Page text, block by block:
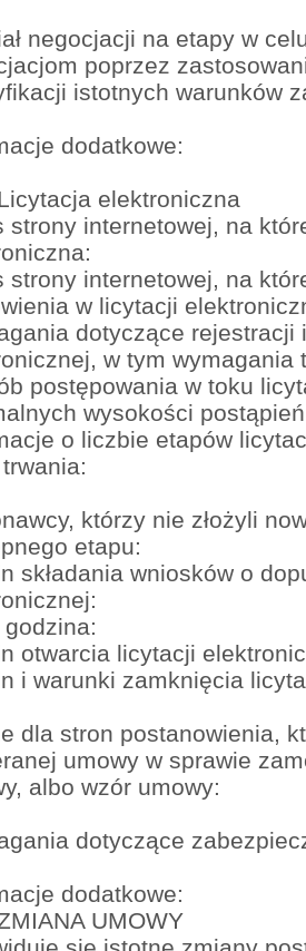
negocjacji na etapy w
poprzez
istotnych warunków
dodatkowe:
elektroniczna
strony internetowej, na
strony internetowej, na
w licytacji
dotyczące
w tym
postępowania w toku
wysokości
o liczbie etapów
którzy nie złożyli
etapu:
składania wniosków o
godzina:
otwarcia licytacji
i warunki zamknięcia
dla stron postanowienia,
umowy w sprawie
albo wzór umowy:
dotyczące
dodatkowe:
UMOWY